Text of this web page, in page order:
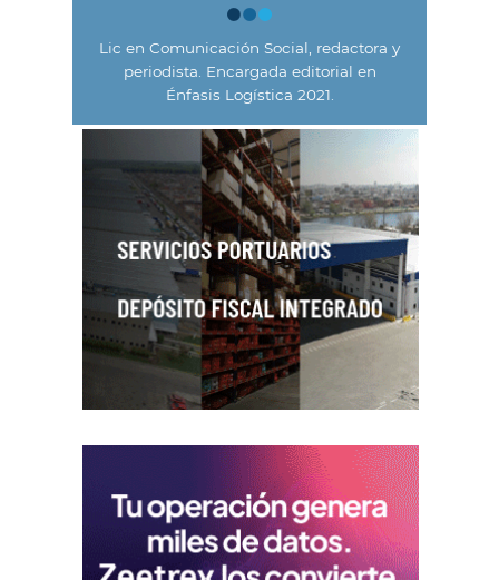
Lic en Comunicación Social, redactora y
periodista. Encargada editorial en
Énfasis Logística 2021.